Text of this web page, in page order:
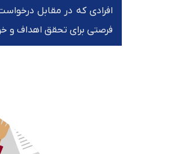
افرادی که در مقابل
فرصتی برای تحقق اهداف و